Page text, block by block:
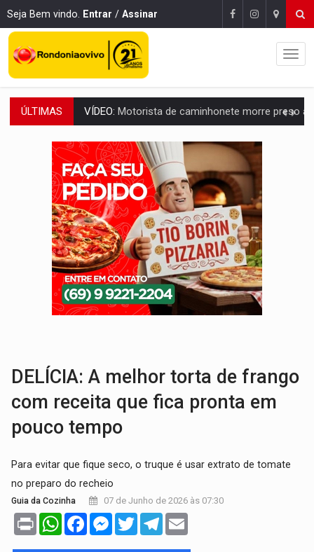
Seja Bem vindo. Entrar / Assinar
ÚLTIMAS LAZER:Seis lugares gratuitos para aproveitar o fim de semana
VÍDEO:FTICCO e Força Tática prendem membro do CV com arma e drogas
INCLUSÃO:Prefeitura fortalece parceria com a APAE para ampliar ações
DEFESA:Exército testa inovações no combate a drones durante
TEMAS SOCIOAMBIENTAIS:Em Itapuã do Oeste, CINEMAZÔNIA leva cinema
PREVISÃO:Interior de Rondônia terá sábado (8) de calor intenso
INFRAESTRUTURA:Após quase 30 anos de espera, asfalto chega ao
A ILHA:Coreografia de Rondônia estreia na programação do Festival de
DELÍCIA: A melhor torta de frango
com receita que fica pronta em
pouco tempo
Para evitar que fique seco, o truque é usar extrato de tomate
no preparo do recheio
Guia da Cozinha 07 de Junho de 2026 às 07:30
Print WhatsAppFacebookMessenger
TwitterTelegram